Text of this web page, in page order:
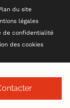
du site
légales
de confidentialité
des cookies